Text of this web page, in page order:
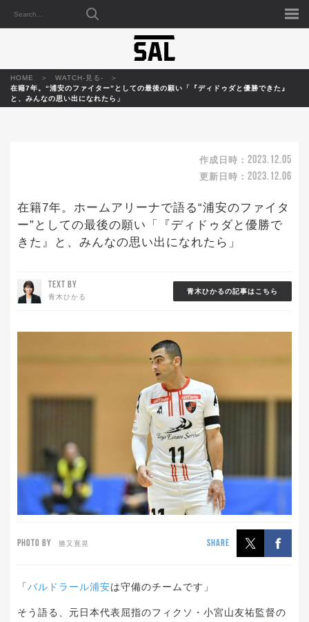
HOME
WATCH-見る-
在籍7年。“浦安のファイター”としての最後の願い「『ディドゥダと優勝できた』
と、みんなの思い出になれたら」
作成日時： 2023.12.05
更新日時： 2023.12.06
在籍7年。ホームアリーナで語る“浦安のファイタ
ー”としての最後の願い「『ディドゥダと優勝で
きた』と、みんなの思い出になれたら」
TEXT BY
青木ひかる
青木ひかるの記事はこちら
PHOTO BY 勝又寛晃 SHARE
「バルドラール浦安は守備のチームです」
そう語る、元日本代表屈指のフィクソ・小宮山友祐監督の